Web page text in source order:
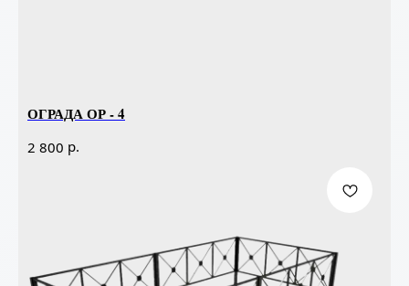
ОГРАДА ОР - 4
2 800 р.